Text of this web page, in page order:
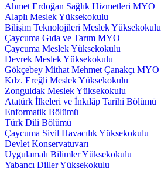
Ahmet Erdoğan Sağlık Hizmetleri MYO
Alaplı Meslek Yüksekokulu
Bilişim Teknolojileri Meslek Yüksekokulu
Çaycuma Gıda ve Tarım MYO
Çaycuma Meslek Yüksekokulu
Devrek Meslek Yüksekokulu
Gökçebey Mithat Mehmet Çanakçı MYO
Kdz. Ereğli Meslek Yüksekokulu
Zonguldak Meslek Yüksekokulu
Atatürk İlkeleri ve İnkılâp Tarihi Bölümü
Enformatik Bölümü
Türk Dili Bölümü
Çaycuma Sivil Havacılık Yüksekokulu
Devlet Konservatuvarı
Uygulamalı Bilimler Yüksekokulu
Yabancı Diller Yüksekokulu